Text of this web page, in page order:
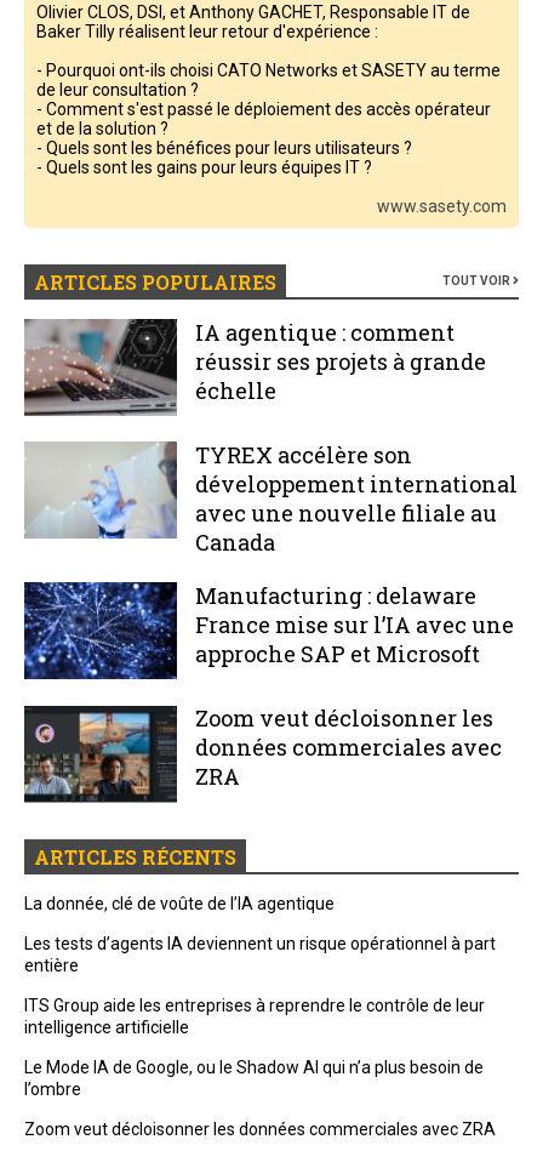
Olivier CLOS, DSI, et Anthony GACHET, Responsable IT de
Baker Tilly réalisent leur retour d'expérience :
- Pourquoi ont-ils choisi CATO Networks et SASETY au terme
de leur consultation ?
- Comment s'est passé le déploiement des accès opérateur
et de la solution ?
- Quels sont les bénéfices pour leurs utilisateurs ?
- Quels sont les gains pour leurs équipes IT ?
www.sasety.com
ARTICLES POPULAIRES TOUT VOIR
IA agentique : comment
réussir ses projets à grande
échelle
TYREX accélère son
développement international
avec une nouvelle filiale au
Canada
Manufacturing : delaware
France mise sur l’IA avec une
approche SAP et Microsoft
Zoom veut décloisonner les
données commerciales avec
ZRA
ARTICLES RÉCENTS
La donnée, clé de voûte de l’IA agentique
Les tests d’agents IA deviennent un risque opérationnel à part
entière
ITS Group aide les entreprises à reprendre le contrôle de leur
intelligence artificielle
Le Mode IA de Google, ou le Shadow AI qui n’a plus besoin de
l’ombre
Zoom veut décloisonner les données commerciales avec ZRA